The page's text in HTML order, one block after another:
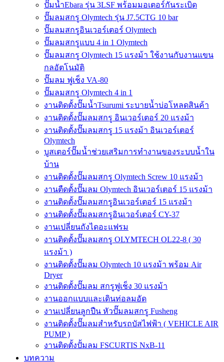
ปั๊มน้ำEbara รุ่น 3LSF พร้อมมอเตอร์กันระเบิด
ปั๊มลมสกรู Olymtech รุ่น J7.5CTG 10 bar
ปั๊มลมสกรูอินเวอร์เตอร์ Olymtech
ปั๊มลมสกรูแบบ 4 in 1 Olymtech
ปั๊มลมสกรู Olymtech 15 แรงม้า ใช้งานกับงานแขน
กลอัตโนมัติ
ปั๊มลม ฟูเช็ง VA-80
ปั๊มลมสกรู Olymtech 4 in 1
งานติดตั้งปั๊มน้ำTsurumi ระบายน้ำบ่อโหลดสินค้า
งานติดตั้งปั๊มลมสกรู อินเวอร์เตอร์ 20 แรงม้า
งานติดตั้งปั๊มลมสกรู 15 แรงม้า อินเวอร์เตอร์
Olymtech
บูสเตอร์ปั๊มน้ำช่วยเสริมการทำงานของระบบน้ำใน
บ้าน
งานติดตั้งปั๊มลมสกรู Olymtech Screw 10 แรงม้า
งานตืดตั้งปั๊มลม Olymtech อินเวอร์เตอร์ 15 แรงม้า
งานติดตั้งปั๊มลมสกรูอินเวอร์เตอร์ 15 แรงม้า
งานติดตั้งปั๊มลมสกรูอินเวอร์เตอร์ CY-37
งานเปลี่ยนถังไดอะแฟรม
งานติดตั้งปั๊มลมสกรู OLYMTECH OL22-8 ( 30
แรงม้า )
งานติดตั้งปั๊มลม Olymtech 10 แรงม้า พร้อม Air
Dryer
งานติดตั้งปั๊มลม สกรูฟูเช็ง 30 แรงม้า
งานออกแบบและเดินท่อลมอัด
งานเปลี่ยนลูกปืน หัวปั๊มลมสกรู Fusheng
งานติดตั้งปั๊มลมสำหรับรถบัสไฟฟ้า ( VEHICLE AIR
PUMP )
งานติดตั้งปั้มลม FSCURTIS NxB-11
บทความ